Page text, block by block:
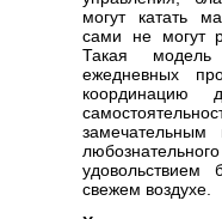
могут катать
сами не могут
Такая
ежедневных
координацию
замечательным
удовольствием
свежем воздухе.